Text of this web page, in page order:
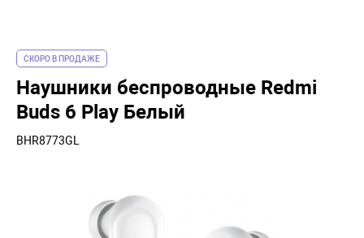
СКОРО В ПРОДАЖЕ
Наушники беспроводные Redmi
Buds 6 Play Белый
BHR8773GL